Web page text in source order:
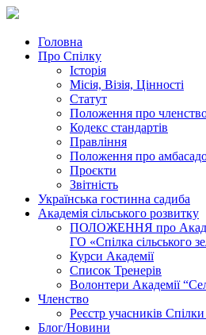
Головна
Про Спілку
Історія
Місія, Візія, Цінності
Статут
Положення про членство
Кодекс стандартів
Правління
Положення про
Проєкти
Звітність
Українська гостинна садиба
Академія сільського розвитку
ПОЛОЖЕННЯ про
ГО «Спілка сільського
Курси Академії
Список Тренерів
Волонтери Академії
Членство
Реєстр учасників
Блог/Новини